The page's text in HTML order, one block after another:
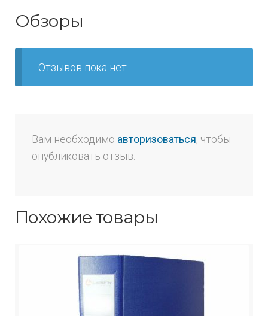
Обзоры
Отзывов пока нет.
Вам необходимо авторизоваться, чтобы
опубликовать отзыв.
Похожие товары